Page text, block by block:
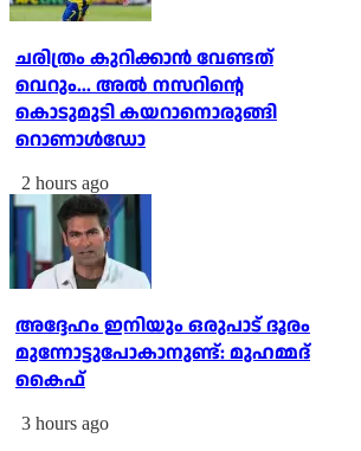
ചരിത്രം കുറിക്കാന്‍ വേണ്ടത്
വെറും... അല്‍ നസറിന്റെ
കൊടുമുടി കയറാനൊരുങ്ങി
റൊണാള്‍ഡോ
2 hours ago
അദ്ദേഹം ഇനിയും ഒരുപാട് ദൂരം
മുന്നോട്ടുപോകാനുണ്ട്: മുഹമ്മദ്
കൈഫ്
3 hours ago